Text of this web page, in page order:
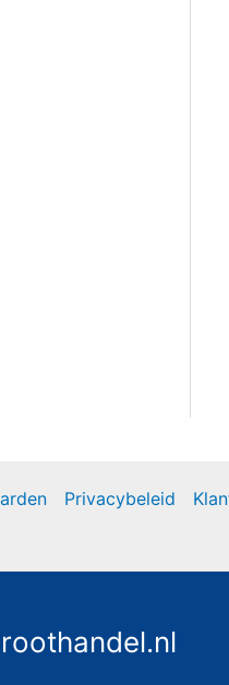
Privacybeleid